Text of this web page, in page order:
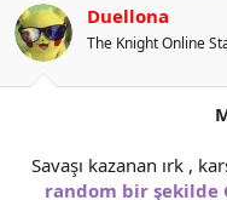
y
u
b
a
t
n
g
ç
i
Duellona
The Knight Online
Savaşı kazanan ırk ,
random bir şekilde